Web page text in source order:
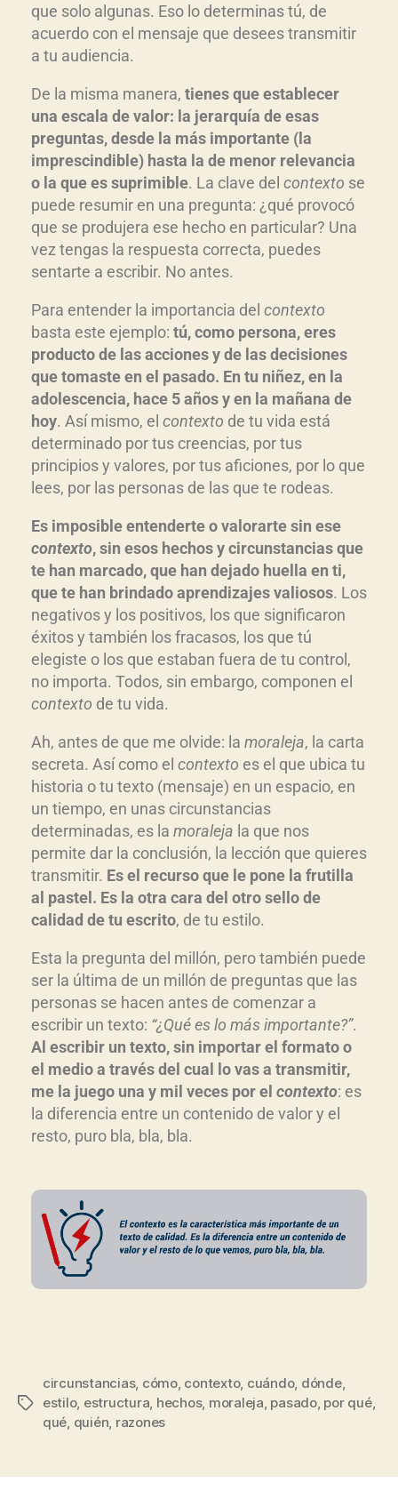
que solo algunas. Eso lo determinas tú, de
acuerdo con el mensaje que desees transmitir
a tu audiencia.
De la misma manera, tienes que establecer
una escala de valor: la jerarquía de esas
preguntas, desde la más importante (la
imprescindible) hasta la de menor relevancia
o la que es suprimible. La clave del contexto se
puede resumir en una pregunta: ¿qué provocó
que se produjera ese hecho en particular? Una
vez tengas la respuesta correcta, puedes
sentarte a escribir. No antes.
Para entender la importancia del contexto
basta este ejemplo: tú, como persona, eres
producto de las acciones y de las decisiones
que tomaste en el pasado. En tu niñez, en la
adolescencia, hace 5 años y en la mañana de
hoy. Así mismo, el contexto de tu vida está
determinado por tus creencias, por tus
principios y valores, por tus aficiones, por lo que
lees, por las personas de las que te rodeas.
Es imposible entenderte o valorarte sin ese
contexto, sin esos hechos y circunstancias que
te han marcado, que han dejado huella en ti,
que te han brindado aprendizajes valiosos. Los
negativos y los positivos, los que significaron
éxitos y también los fracasos, los que tú
elegiste o los que estaban fuera de tu control,
no importa. Todos, sin embargo, componen el
contexto de tu vida.
Ah, antes de que me olvide: la moraleja, la carta
secreta. Así como el contexto es el que ubica tu
historia o tu texto (mensaje) en un espacio, en
un tiempo, en unas circunstancias
determinadas, es la moraleja la que nos
permite dar la conclusión, la lección que quieres
transmitir. Es el recurso que le pone la frutilla
al pastel. Es la otra cara del otro sello de
calidad de tu escrito, de tu estilo.
Esta la pregunta del millón, pero también puede
ser la última de un millón de preguntas que las
personas se hacen antes de comenzar a
escribir un texto: “¿Qué es lo más importante?”.
Al escribir un texto, sin importar el formato o
el medio a través del cual lo vas a transmitir,
me la juego una y mil veces por el contexto: es
la diferencia entre un contenido de valor y el
resto, puro bla, bla, bla.
circunstancias, cómo, contexto, cuándo, dónde,
estilo, estructura, hechos, moraleja, pasado, por qué,
qué, quién, razones